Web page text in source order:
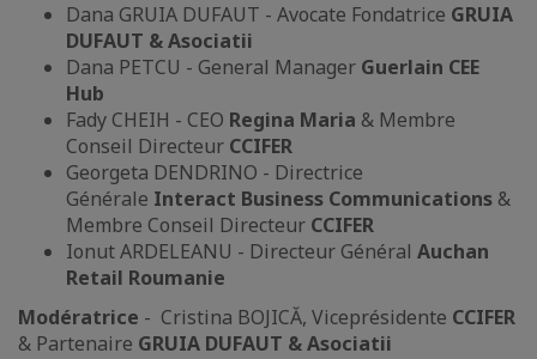
Dana GRUIA DUFAUT - Avocate Fondatrice GRUIA
DUFAUT & Asociatii
Dana PETCU - General Manager Guerlain CEE
Hub
Fady CHEIH - CEO Regina Maria & Membre
Conseil Directeur CCIFER
Georgeta DENDRINO - Directrice
Générale Interact Business Communications &
Membre Conseil Directeur CCIFER
Ionut ARDELEANU - Directeur Général Auchan
Retail Roumanie
Modératrice - Cristina BOJICĂ, Viceprésidente CCIFER
& Partenaire GRUIA DUFAUT & Asociatii